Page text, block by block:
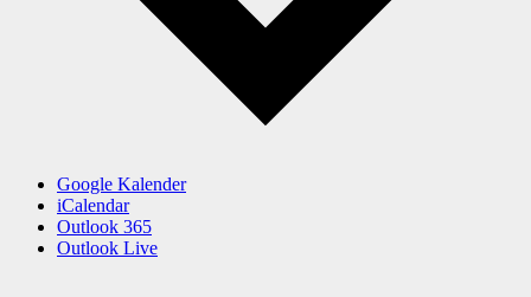
Google Kalender
iCalendar
Outlook 365
Outlook Live